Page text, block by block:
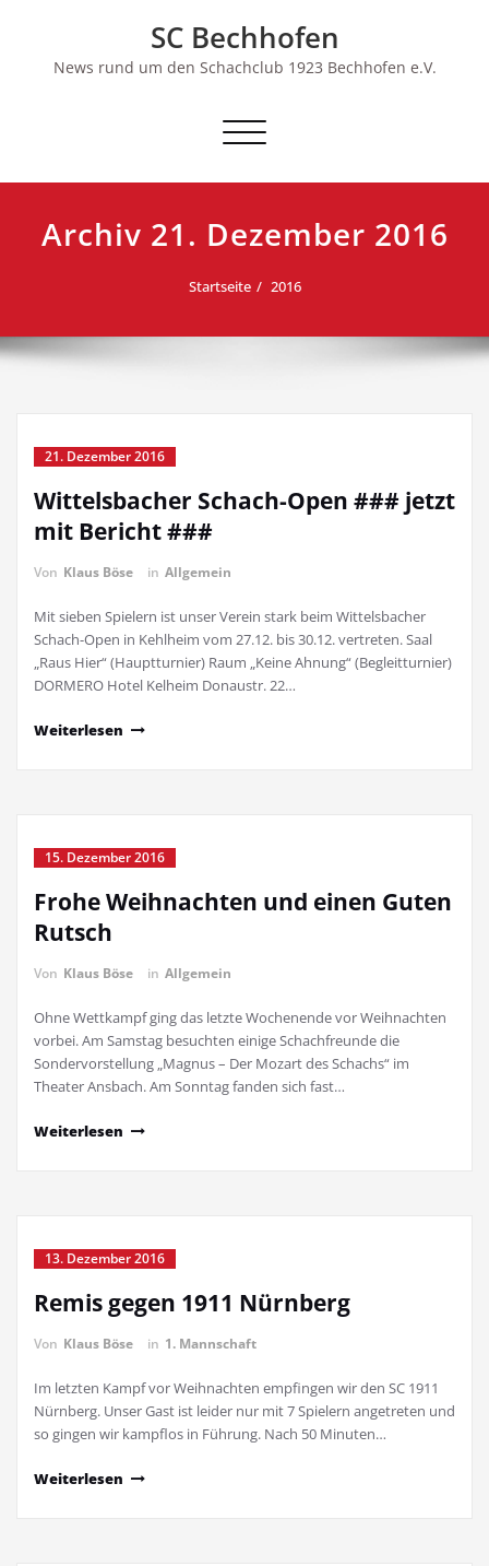
SC Bechhofen
News rund um den Schachclub 1923 Bechhofen e.V.
Schalte
Archiv 21. Dezember 2016
Startseite 2016
21. Dezember 2016
Wittelsbacher Schach-Open ### jetzt
mit Bericht ###
Von Klaus Böse in Allgemein
Mit sieben Spielern ist unser Verein stark beim Wittelsbacher
Schach-Open in Kehlheim vom 27.12. bis 30.12. vertreten. Saal
„Raus Hier“ (Hauptturnier) Raum „Keine Ahnung“ (Begleitturnier)
DORMERO Hotel Kelheim Donaustr. 22…
Weiterlesen
15. Dezember 2016
Frohe Weihnachten und einen Guten
Rutsch
Von Klaus Böse in Allgemein
Ohne Wettkampf ging das letzte Wochenende vor Weihnachten
vorbei. Am Samstag besuchten einige Schachfreunde die
Sondervorstellung „Magnus – Der Mozart des Schachs“ im
Theater Ansbach. Am Sonntag fanden sich fast…
Weiterlesen
13. Dezember 2016
Remis gegen 1911 Nürnberg
Von Klaus Böse in 1. Mannschaft
Im letzten Kampf vor Weihnachten empfingen wir den SC 1911
Nürnberg. Unser Gast ist leider nur mit 7 Spielern angetreten und
so gingen wir kampflos in Führung. Nach 50 Minuten…
Weiterlesen